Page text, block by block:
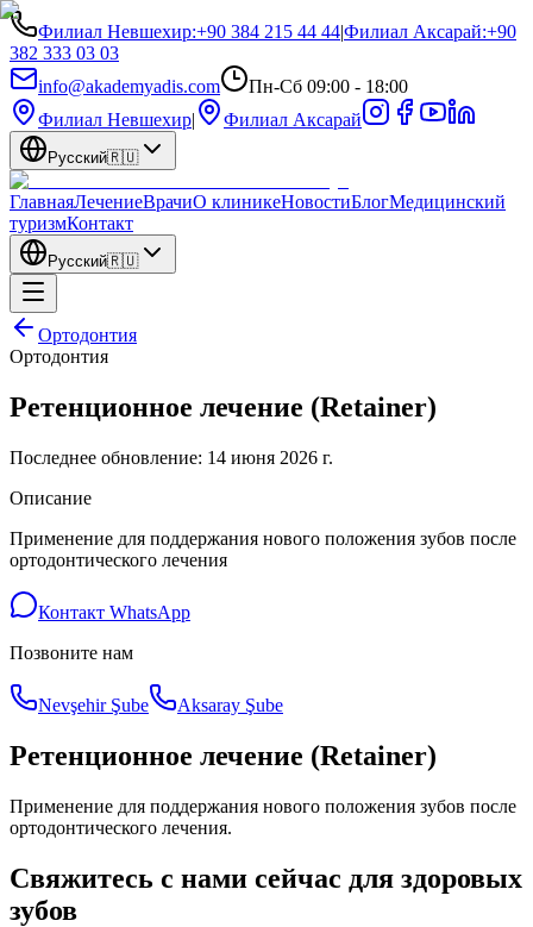
Филиал Невшехир:+90 384 215 44 44|Филиал Аксарай:+90
382 333 03 03
info@akademyadis.com
Пн-Сб 09:00 - 18:00
Филиал Невшехир| Филиал Аксарай
Русский🇷🇺
ГлавнаяЛечениеВрачиО клиникеНовостиБлогМедицинский
туризмКонтакт
Русский🇷🇺
Ортодонтия
Ортодонтия
Ретенционное лечение (Retainer)
Последнее обновление: 14 июня 2026 г.
Описание
Применение для поддержания нового положения зубов после
ортодонтического лечения
Контакт WhatsApp
Позвоните нам
Nevşehir Şube Aksaray Şube
Ретенционное лечение (Retainer)
Применение для поддержания нового положения зубов после
ортодонтического лечения.
Свяжитесь с нами сейчас для здоровых
зубов